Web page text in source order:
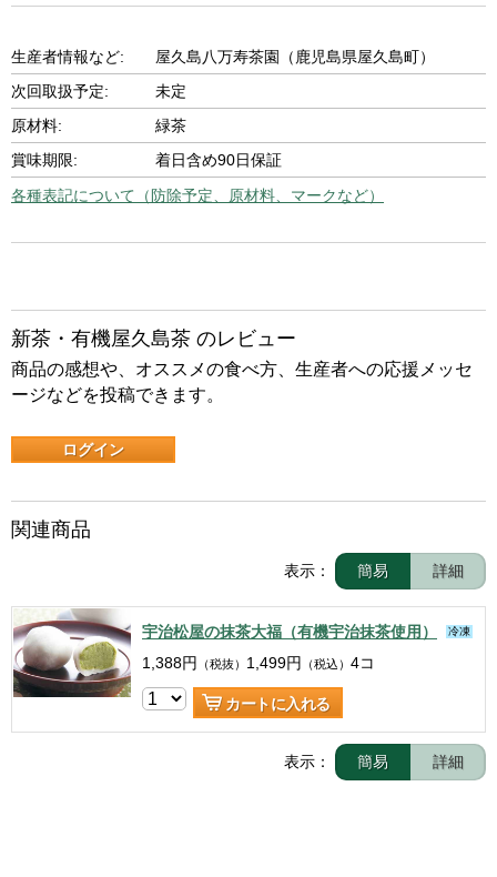
生産者情報など:
屋久島八万寿茶園（鹿児島県屋久島町）
次回取扱予定:
未定
原材料:
緑茶
賞味期限:
着日含め90日保証
各種表記について（防除予定、原材料、マークなど）
新茶・有機屋久島茶 のレビュー
商品の感想や、オススメの食べ方、生産者への応援メッセ
ージなどを投稿できます。
ログイン
関連商品
表示： 簡易 詳細
宇治松屋の抹茶大福（有機宇治抹茶使用） 冷凍
1,388円 （税抜） 1,499円 （税込） 4コ
カートに入れる
表示： 簡易 詳細